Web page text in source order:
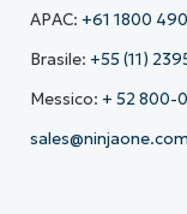
APAC: +61 1800
Brasile: +55 (11)
Messico: + 52 800-
sales@ninjaone.com